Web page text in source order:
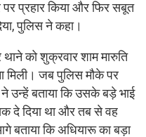
प्रहार किया और फिर सबूत
पुलिस ने कहा।
को शुक्रवार शाम मारुति
जब पुलिस मौके पर
उन्हें बताया कि उसके बड़े भाई
दे दिया था और तब से वह
बताया कि अधियारू का बड़ा